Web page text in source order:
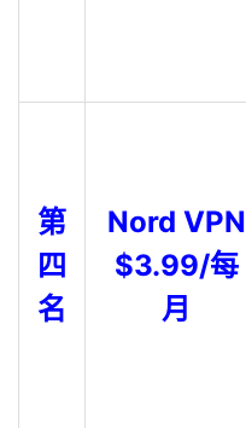
第
四
名
Nord VPN
$3.99/每
月